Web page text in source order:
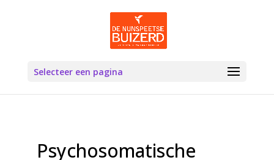
Selecteer een pagina
Psychosomatische